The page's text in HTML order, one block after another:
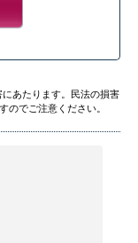
あたります。民法の損害
のでご注意ください。